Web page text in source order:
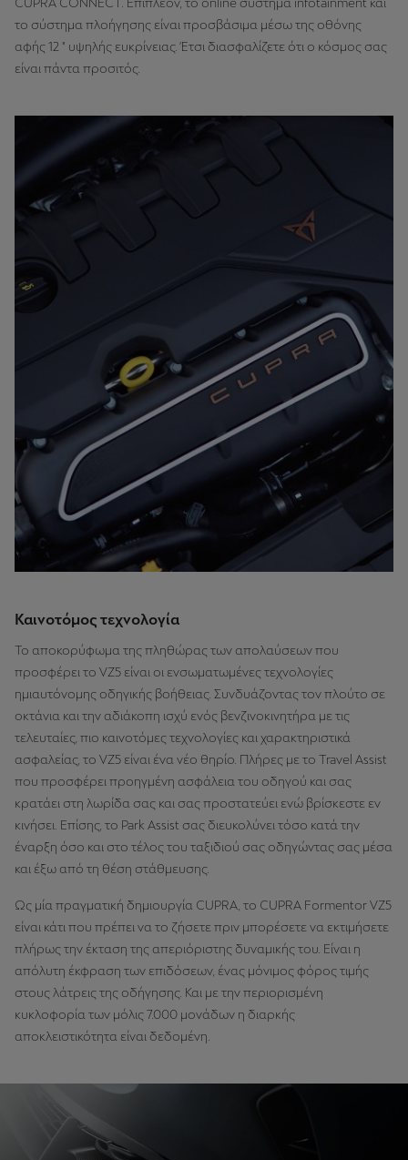
το σύστημα πλοήγησης είναι προσβάσιμα μέσω της οθόνης
αφής 12 " υψηλής ευκρίνειας. Έτσι διασφαλίζετε ότι ο κόσμος σας
είναι πάντα προσιτός.
Καινοτόμος τεχνολογία
Το αποκορύφωμα της πληθώρας των απολαύσεων που
προσφέρει το VZ5 είναι οι ενσωματωμένες τεχνολογίες
ημιαυτόνομης οδηγικής βοήθειας. Συνδυάζοντας τον πλούτο σε
οκτάνια και την αδιάκοπη ισχύ ενός βενζινοκινητήρα με τις
τελευταίες, πιο καινοτόμες τεχνολογίες και χαρακτηριστικά
ασφαλείας, το VZ5 είναι ένα νέο θηρίο. Πλήρες με το Travel Assist
που προσφέρει προηγμένη ασφάλεια του οδηγού και σας
κρατάει στη λωρίδα σας και σας προστατεύει ενώ βρίσκεστε εν
κινήσει. Επίσης, το Park Assist σας διευκολύνει τόσο κατά την
έναρξη όσο και στο τέλος του ταξιδιού σας οδηγώντας σας μέσα
και έξω από τη θέση στάθμευσης.
Ως μία πραγματική δημιουργία CUPRA, το CUPRA Formentor VZ5
είναι κάτι που πρέπει να το ζήσετε πριν μπορέσετε να εκτιμήσετε
πλήρως την έκταση της απεριόριστης δυναμικής του. Είναι η
απόλυτη έκφραση των επιδόσεων, ένας μόνιμος φόρος τιμής
στους λάτρεις της οδήγησης. Και με την περιορισμένη
κυκλοφορία των μόλις 7.000 μονάδων η διαρκής
αποκλειστικότητα είναι δεδομένη.